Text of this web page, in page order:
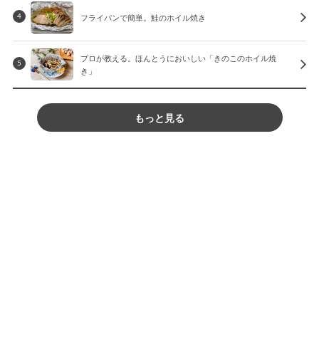
4 フライパンで簡単。鮭のホイル焼き
5
プロが教える。ほんとうにおいしい「きのこのホイル焼
き」
もっと見る